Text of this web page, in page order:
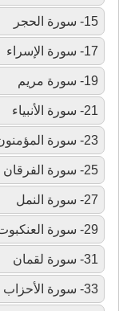
15- سورة الحجر
17- سورة الإسراء
19- سورة مريم
21- سورة الأنبياء
23- سورة المؤمنون
25- سورة الفرقان
27- سورة النمل
29- سورة العنكبوت
31- سورة لقمان
33- سورة الأحزاب